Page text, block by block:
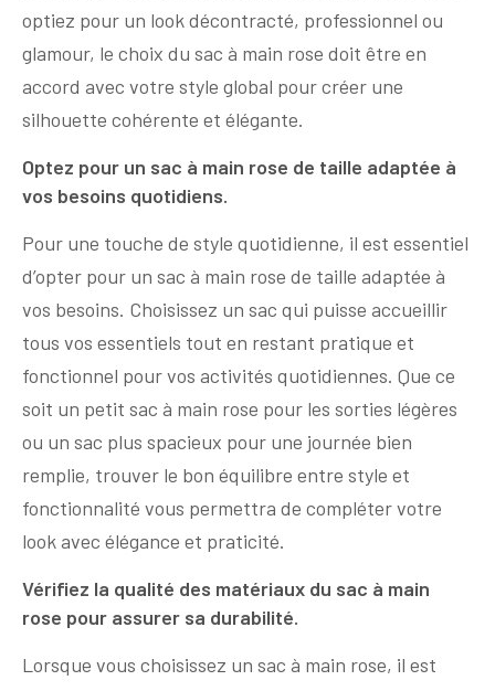
optiez pour un look décontracté, professionnel ou
glamour, le choix du sac à main rose doit être en
accord avec votre style global pour créer une
silhouette cohérente et élégante.
Optez pour un sac à main rose de taille adaptée à
vos besoins quotidiens.
Pour une touche de style quotidienne, il est essentiel
d’opter pour un sac à main rose de taille adaptée à
vos besoins. Choisissez un sac qui puisse accueillir
tous vos essentiels tout en restant pratique et
fonctionnel pour vos activités quotidiennes. Que ce
soit un petit sac à main rose pour les sorties légères
ou un sac plus spacieux pour une journée bien
remplie, trouver le bon équilibre entre style et
fonctionnalité vous permettra de compléter votre
look avec élégance et praticité.
Vérifiez la qualité des matériaux du sac à main
rose pour assurer sa durabilité.
Lorsque vous choisissez un sac à main rose, il est